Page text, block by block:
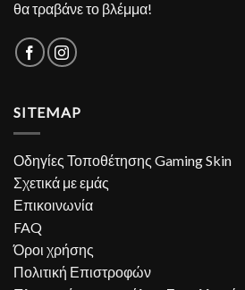
θα τραβάνε το βλέμμα!
SITEMAP
Οδηγίες Τοποθέτησης Gaming Skin
Σχετικά με εμάς
Επικοινωνία
FAQ
Όροι χρήσης
Πολιτική Επιστροφών